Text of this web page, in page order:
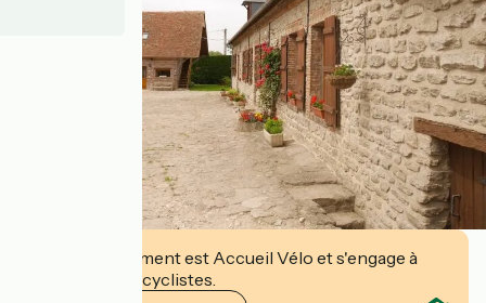
Cet établissement est Accueil Vélo et s'engage à
accueillir des cyclistes.